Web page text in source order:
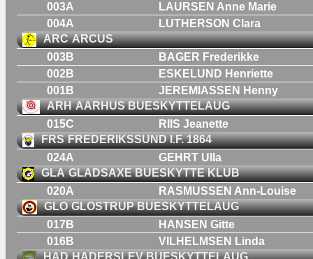
003A
LAURSEN Anne Marie
004A
LUTHERSON Clara
ARC ARCUS
003B
BAGER Frederikke
002B
ESKELUND Henriette
001B
JEREMIASSEN Henny
ARH AARHUS BUESKYTTELAUG
015C
RIIS Jeanette
FRS FREDERIKSSUND I.F. 1864
024A
GEHRT Ulla
GLA GLADSAXE BUESKYTTE KLUB
020A
RASMUSSEN Ann-Louise
GLO GLOSTRUP BUESKYTTELAUG
017B
HANSEN Gitte
016B
VILHELMSEN Linda